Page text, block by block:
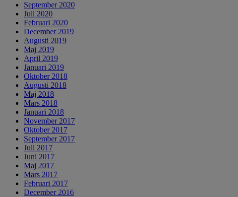
September 2020
Juli 2020
Februari 2020
December 2019
Augusti 2019
Maj 2019
April 2019
Januari 2019
Oktober 2018
Augusti 2018
Maj 2018
Mars 2018
Januari 2018
November 2017
Oktober 2017
September 2017
Juli 2017
Juni 2017
Maj 2017
Mars 2017
Februari 2017
December 2016